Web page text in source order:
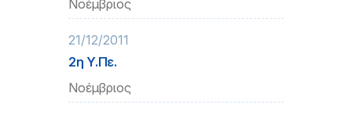
Νοέμβριος
21/12/2011
2η Υ.Πε.
Νοέμβριος